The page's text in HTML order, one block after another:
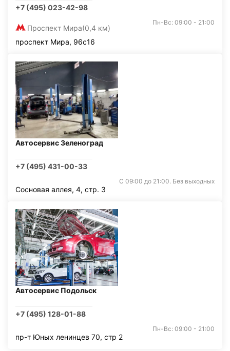
+7 (495) 023-42-98
Проспект Мира(0,4 км)
Пн-Вс: 09:00 - 21:00
проспект Мира, 96с16
Автосервис Зеленоград
+7 (495) 431-00-33
С 09:00 до 21:00. Без выходных
Сосновая аллея, 4, стр. 3
Автосервис Подольск
+7 (495) 128-01-88
Пн-Вс: 09:00 - 21:00
пр-т Юных ленинцев 70, стр 2